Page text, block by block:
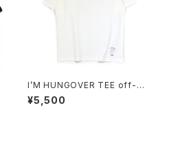
I’M HUNGOVER TEE off-wh
ite/black
¥5,500